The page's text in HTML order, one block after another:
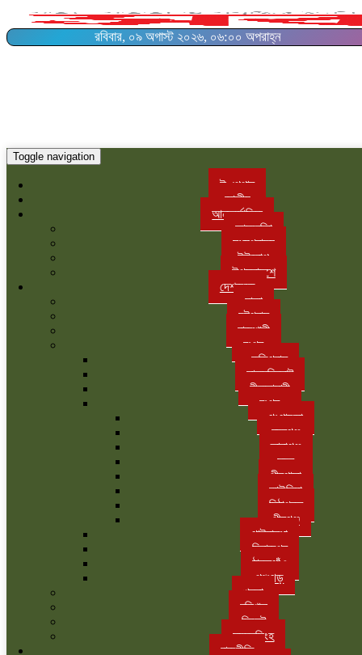
রবিবার, ০৯ অগাস্ট ২০২৬, ০৬:০০ অপরাহ্ন
Toggle navigation
ই-পেপার
জাতীয়
আন্তর্জাতিক
আমরেকিা
মধ্যপ্রাচ্য
ইউরোপ
উপমহাদশে
দেশজুড়ে
ঢাকা
চট্টগ্রাম
রাজশাহী
রংপুর
কুড়িগ্রাম
লালমনিরহাট
নীলফামারী
রংপুর
গংগাচড়া
বদরগঞ্জ
তারাগঞ্জ
সদর
পীরগাছা
কাউনিয়া
মিঠাপুকুর
পীরগঞ্জ
গাইবান্ধা
দিনাজপুর
ঠাকুরগাঁও
পঞ্চগড়
খুলনা
বরিশাল
সিলেট
ময়মনসিংহ
রাজনীতি